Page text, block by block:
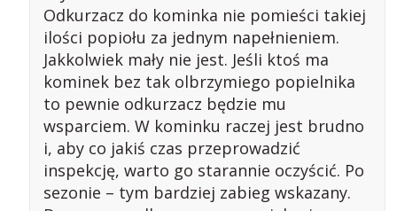
Odkurzacz do kominka nie pomieści takiej
ilości popiołu za jednym napełnieniem.
Jakkolwiek mały nie jest. Jeśli ktoś ma
kominek bez tak olbrzymiego popielnika
to pewnie odkurzacz będzie mu
wsparciem. W kominku raczej jest brudno
i, aby co jakiś czas przeprowadzić
inspekcję, warto go starannie oczyścić. Po
sezonie – tym bardziej zabieg wskazany.